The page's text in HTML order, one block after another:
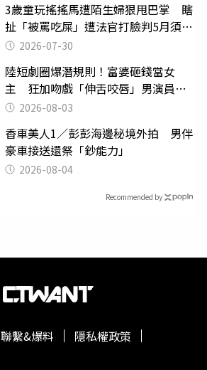
3歲童玩搖搖馬遭陌生婦狠甩巴掌 瞎
扯「被罵吃屎」遭法官打臉判5月須入
監 2026-07-30
陸短劇圈爆潛規則！富婆砸錢當女
主 狂加吻戲「伸舌咬唇」男演員崩
潰 2026-08-03
香車美人1／彭彭海邊秘境外拍 男伴
豪車接送還祭「鈔能力」
2026-08-04
Recommended by
聯繫&爆料
隱私權政策